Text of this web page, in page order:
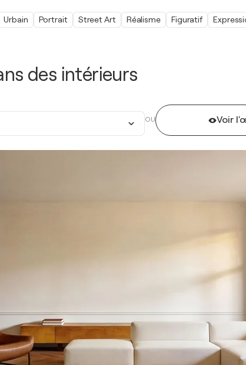
des intérieurs
OU Voir
Urbain Portrait Street Art Réalisme Figuratif